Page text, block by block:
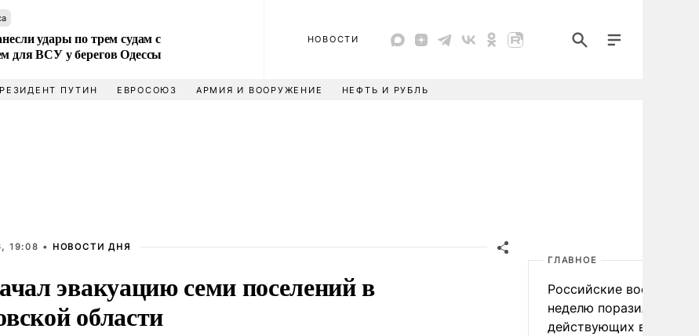
удары по трем судам с
для ВСУ у берегов Одессы
НОВОСТИ
ПУТИН ЕВРОСОЮЗ АРМИЯ И ВООРУЖЕНИЕ НЕФТЬ И РУБЛЬ
19:08 • НОВОСТИ ДНЯ
эвакуацию семи поселений в
области
ГЛАВНОЕ
Российские военные за
неделю поразили 34
действующих в